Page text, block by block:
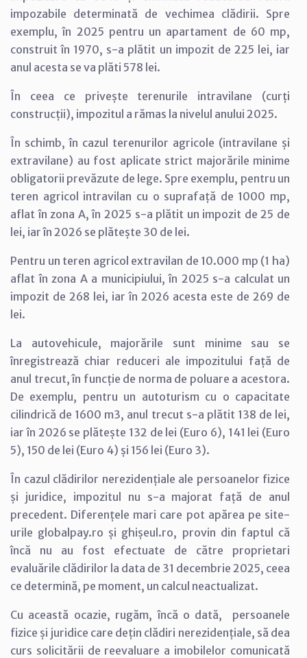
impozabile determinată de vechimea clădirii. Spre
exemplu, în 2025 pentru un apartament de 60 mp,
construit în 1970, s-a plătit un impozit de 225 lei, iar
anul acesta se va plăti 578 lei.
În ceea ce privește terenurile intravilane (curți
construcții), impozitul a rămas la nivelul anului 2025.
În schimb, în cazul terenurilor agricole (intravilane și
extravilane) au fost aplicate strict majorările minime
obligatorii prevăzute de lege. Spre exemplu, pentru un
teren agricol intravilan cu o suprafață de 1000 mp,
aflat în zona A, în 2025 s-a plătit un impozit de 25 de
lei, iar în 2026 se plătește 30 de lei.
Pentru un teren agricol extravilan de 10.000 mp (1 ha)
aflat în zona A a municipiului, în 2025 s-a calculat un
impozit de 268 lei, iar în 2026 acesta este de 269 de
lei.
La autovehicule, majorările sunt minime sau se
înregistrează chiar reduceri ale impozitului față de
anul trecut, în funcție de norma de poluare a acestora.
De exemplu, pentru un autoturism cu o capacitate
cilindrică de 1600 m3, anul trecut s-a plătit 138 de lei,
iar în 2026 se plătește 132 de lei (Euro 6), 141 lei (Euro
5), 150 de lei (Euro 4) și 156 lei (Euro 3).
În cazul clădirilor nerezidențiale ale persoanelor fizice
și juridice, impozitul nu s-a majorat față de anul
precedent. Diferențele mari care pot apărea pe site-
urile globalpay.ro și ghișeul.ro, provin din faptul că
încă nu au fost efectuate de către proprietari
evaluările clădirilor la data de 31 decembrie 2025, ceea
ce determină, pe moment, un calcul neactualizat.
Cu această ocazie, rugăm, încă o dată, persoanele
fizice și juridice care dețin clădiri nerezidențiale, să dea
curs solicitării de reevaluare a imobilelor comunicată